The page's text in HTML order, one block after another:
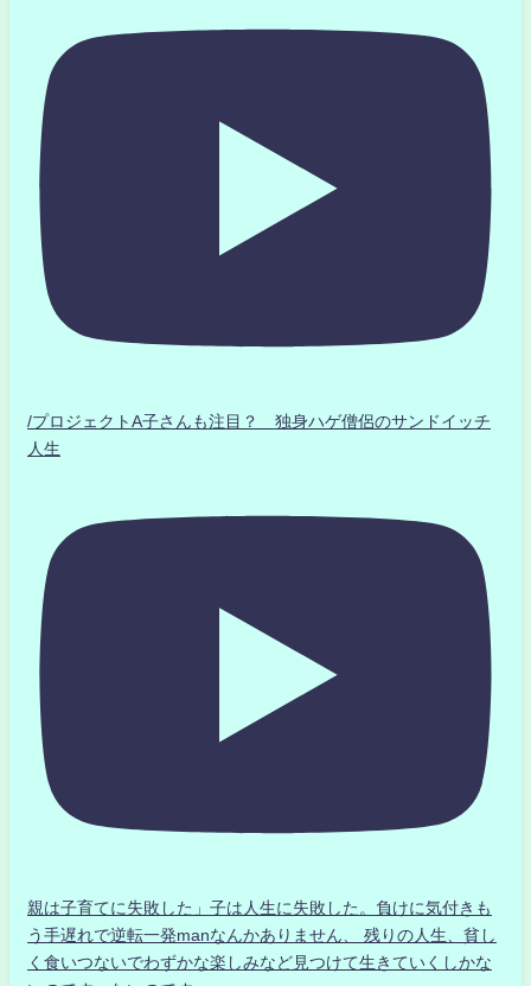
/プロジェクトA子さんも注目？ 独身ハゲ僧侶のサンドイッチ
人生
親は子育てに失敗した」子は人生に失敗した。負けに気付きも
う手遅れで逆転一発manなんかありません、 残りの人生、貧し
く食いつないでわずかな楽しみなど見つけて生きていくしかな